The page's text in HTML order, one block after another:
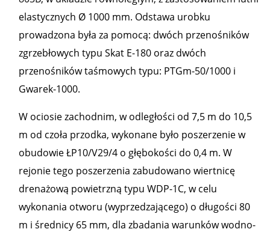
elastycznych Ø 1000 mm. Odstawa urobku
prowadzona była za pomocą: dwóch przenośników
zgrzebłowych typu Skat E-180 oraz dwóch
przenośników taśmowych typu: PTGm-50/1000 i
Gwarek-1000.
W ociosie zachodnim, w odległości od 7,5 m do 10,5
m od czoła przodka, wykonane było poszerzenie w
obudowie ŁP10/V29/4 o głębokości do 0,4 m. W
rejonie tego poszerzenia zabudowano wiertnicę
drenażową powietrzną typu WDP-1C, w celu
wykonania otworu (wyprzedzającego) o długości 80
m i średnicy 65 mm, dla zbadania warunków wodno-